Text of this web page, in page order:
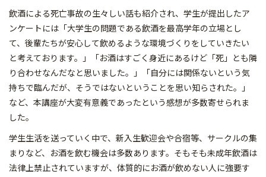
飲酒による死亡事故の生々しい話も紹介され、学生が提出したア
ンケートには「大学生の問題である飲酒を最高学年の立場とし
て、後輩たちが安心して飲めるような環境づくりをしていきたい
と考えております。」「お酒はすごく身近にあるけど「死」とも隣
り合わせなんだなと思いました。」「自分には関係ないという気
持ちで臨んだが、そうではないということを思い知らされた。」
など、本講座が大変有意義であったという感想が多数寄せられま
した。
学生生活を送っていく中で、新入生歓迎会や合宿等、サークルの集
まりなど、お酒を飲む機会は多数あります。そもそも未成年飲酒は
法律上禁止されていますが、体質的にお酒が飲めない人に強要す